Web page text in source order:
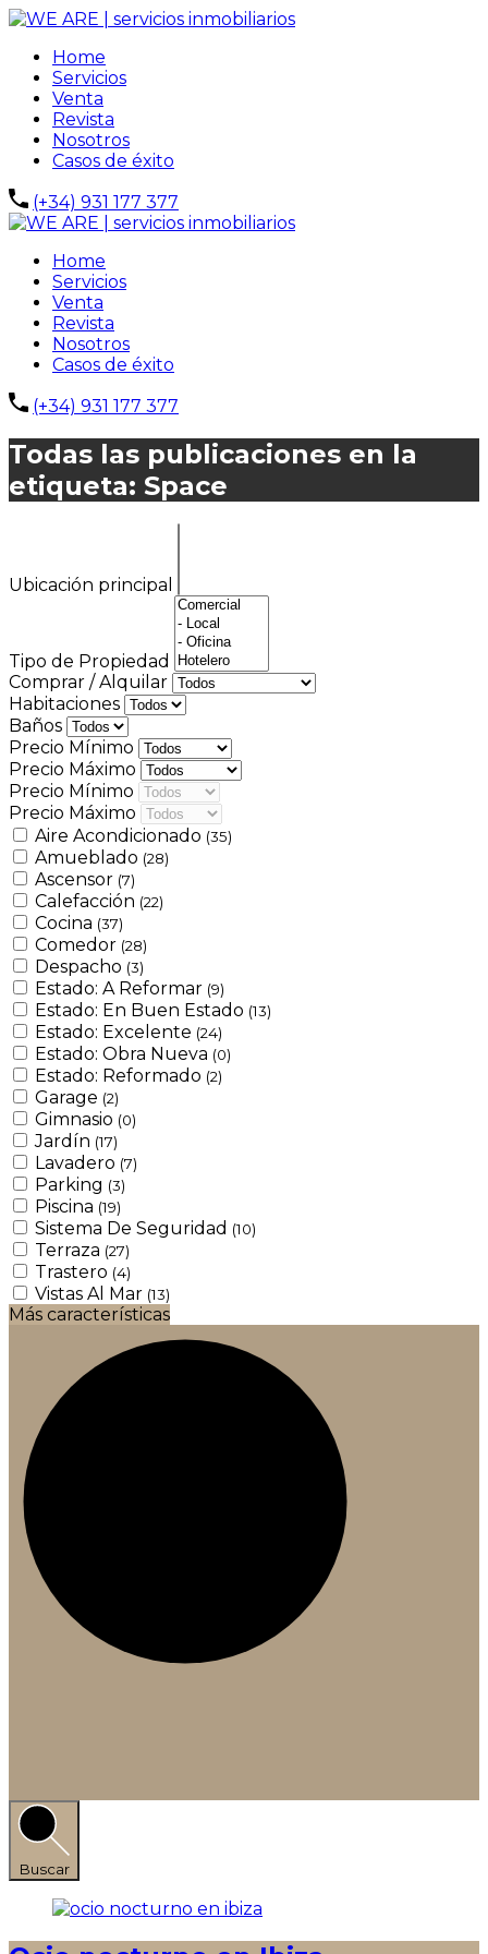
Home
Servicios
Venta
Revista
Nosotros
Casos de éxito
(+34) 931 177 377
Home
Servicios
Venta
Revista
Nosotros
Casos de éxito
(+34) 931 177 377
Todas las publicaciones en la
etiqueta: Space
Ubicación principal
Tipo de Propiedad
Comprar / Alquilar
Habitaciones
Baños
Precio Mínimo
Precio Máximo
Precio Mínimo
Precio Máximo
Aire Acondicionado (35)
Amueblado (28)
Ascensor (7)
Calefacción (22)
Cocina (37)
Comedor (28)
Despacho (3)
Estado: A Reformar (9)
Estado: En Buen Estado (13)
Estado: Excelente (24)
Estado: Obra Nueva (0)
Estado: Reformado (2)
Garage (2)
Gimnasio (0)
Jardín (17)
Lavadero (7)
Parking (3)
Piscina (19)
Sistema De Seguridad (10)
Terraza (27)
Trastero (4)
Vistas Al Mar (13)
Más características
Buscar